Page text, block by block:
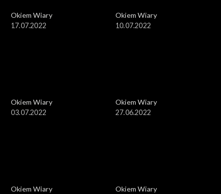
Okiem Wiary
17.07.2022
Okiem Wiary
10.07.2022
Okiem Wiary
03.07.2022
Okiem Wiary
27.06.2022
Okiem Wiary
Okiem Wiary